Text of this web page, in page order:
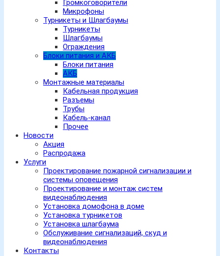
Громкоговорители
Микрофоны
Турникеты и Шлагбаумы
Турникеты
Шлагбаумы
Ограждения
Блоки питания и АКБ
Блоки питания
АКБ
Монтажные материалы
Кабельная продукция
Разъемы
Трубы
Кабель-канал
Прочее
Новости
Акция
Распродажа
Услуги
Проектирование пожарной сигнализации и
системы оповещения
Проектирование и монтаж систем
видеонаблюдения
Установка домофона в доме
Установка турникетов
Установка шлагбаума
Обслуживание сигнализаций, скуд и
видеонаблюдения
Контакты